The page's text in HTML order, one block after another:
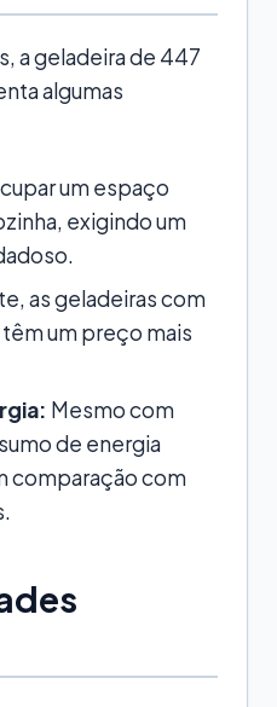
a geladeira de 447
algumas
um espaço
exigindo um
as geladeiras com
um preço mais
Mesmo com
de energia
comparação com